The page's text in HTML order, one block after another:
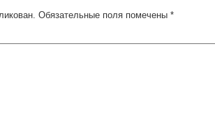
Обязательные поля помечены*